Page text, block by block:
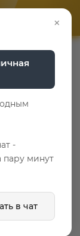
0
×
-
минут
в чат